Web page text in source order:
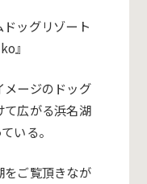
ッグリゾート
』
メージのドッグ
て広がる浜名湖
いる。
をご覧頂きなが